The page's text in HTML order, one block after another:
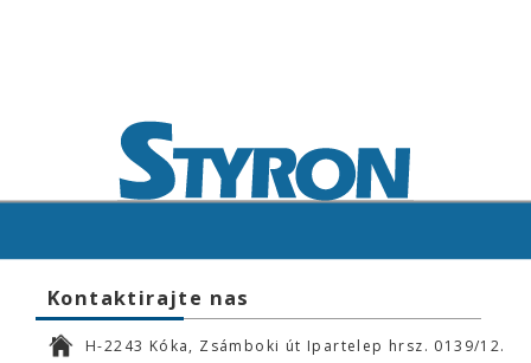
Kontaktirajte nas
H-2243 Kóka, Zsámboki út Ipartelep hrsz. 0139/12.